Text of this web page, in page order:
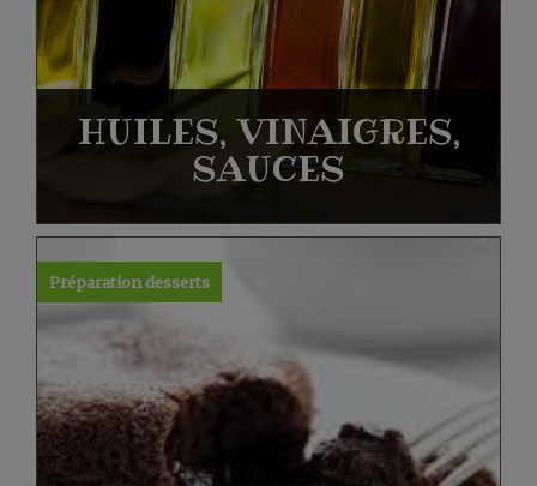
HUILES, VINAIGRES,
SAUCES
Préparation desserts